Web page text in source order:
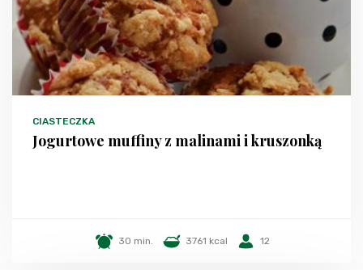
CIASTECZKA
Jogurtowe muffiny z malinami i kruszonką
30 min. 3761 kcal 12